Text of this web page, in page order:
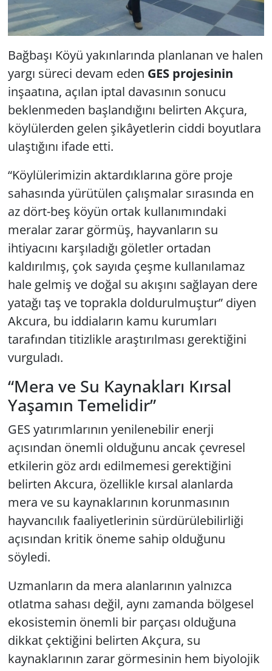
Bağbaşı Köyü yakınlarında planlanan ve halen
yargı süreci devam eden GES projesinin
inşaatına, açılan iptal davasının sonucu
beklenmeden başlandığını belirten Akçura,
köylülerden gelen şikâyetlerin ciddi boyutlara
ulaştığını ifade etti.
“Köylülerimizin aktardıklarına göre proje
sahasında yürütülen çalışmalar sırasında en
az dört-beş köyün ortak kullanımındaki
meralar zarar görmüş, hayvanların su
ihtiyacını karşıladığı göletler ortadan
kaldırılmış, çok sayıda çeşme kullanılamaz
hale gelmiş ve doğal su akışını sağlayan dere
yatağı taş ve toprakla doldurulmuştur” diyen
Akcura, bu iddiaların kamu kurumları
tarafından titizlikle araştırılması gerektiğini
vurguladı.
“Mera ve Su Kaynakları Kırsal
Yaşamın Temelidir”
GES yatırımlarının yenilenebilir enerji
açısından önemli olduğunu ancak çevresel
etkilerin göz ardı edilmemesi gerektiğini
belirten Akcura, özellikle kırsal alanlarda
mera ve su kaynaklarının korunmasının
hayvancılık faaliyetlerinin sürdürülebilirliği
açısından kritik öneme sahip olduğunu
söyledi.
Uzmanların da mera alanlarının yalnızca
otlatma sahası değil, aynı zamanda bölgesel
ekosistemin önemli bir parçası olduğuna
dikkat çektiğini belirten Akçura, su
kaynaklarının zarar görmesinin hem biyolojik